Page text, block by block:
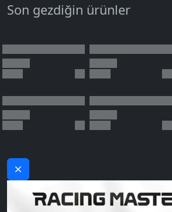
Son gezdiğin ürünler